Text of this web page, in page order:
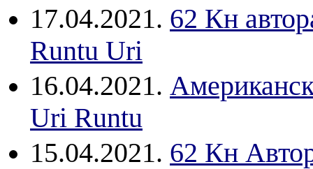
17.04.2021. 62 Кн
Runtu Uri
16.04.2021.
Uri Runtu
15.04.2021. 62 Кн